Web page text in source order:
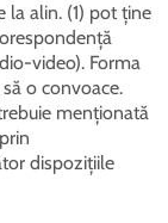
la alin. (1) pot ține
video). Forma
o convoace.
menționată
dispozițiile